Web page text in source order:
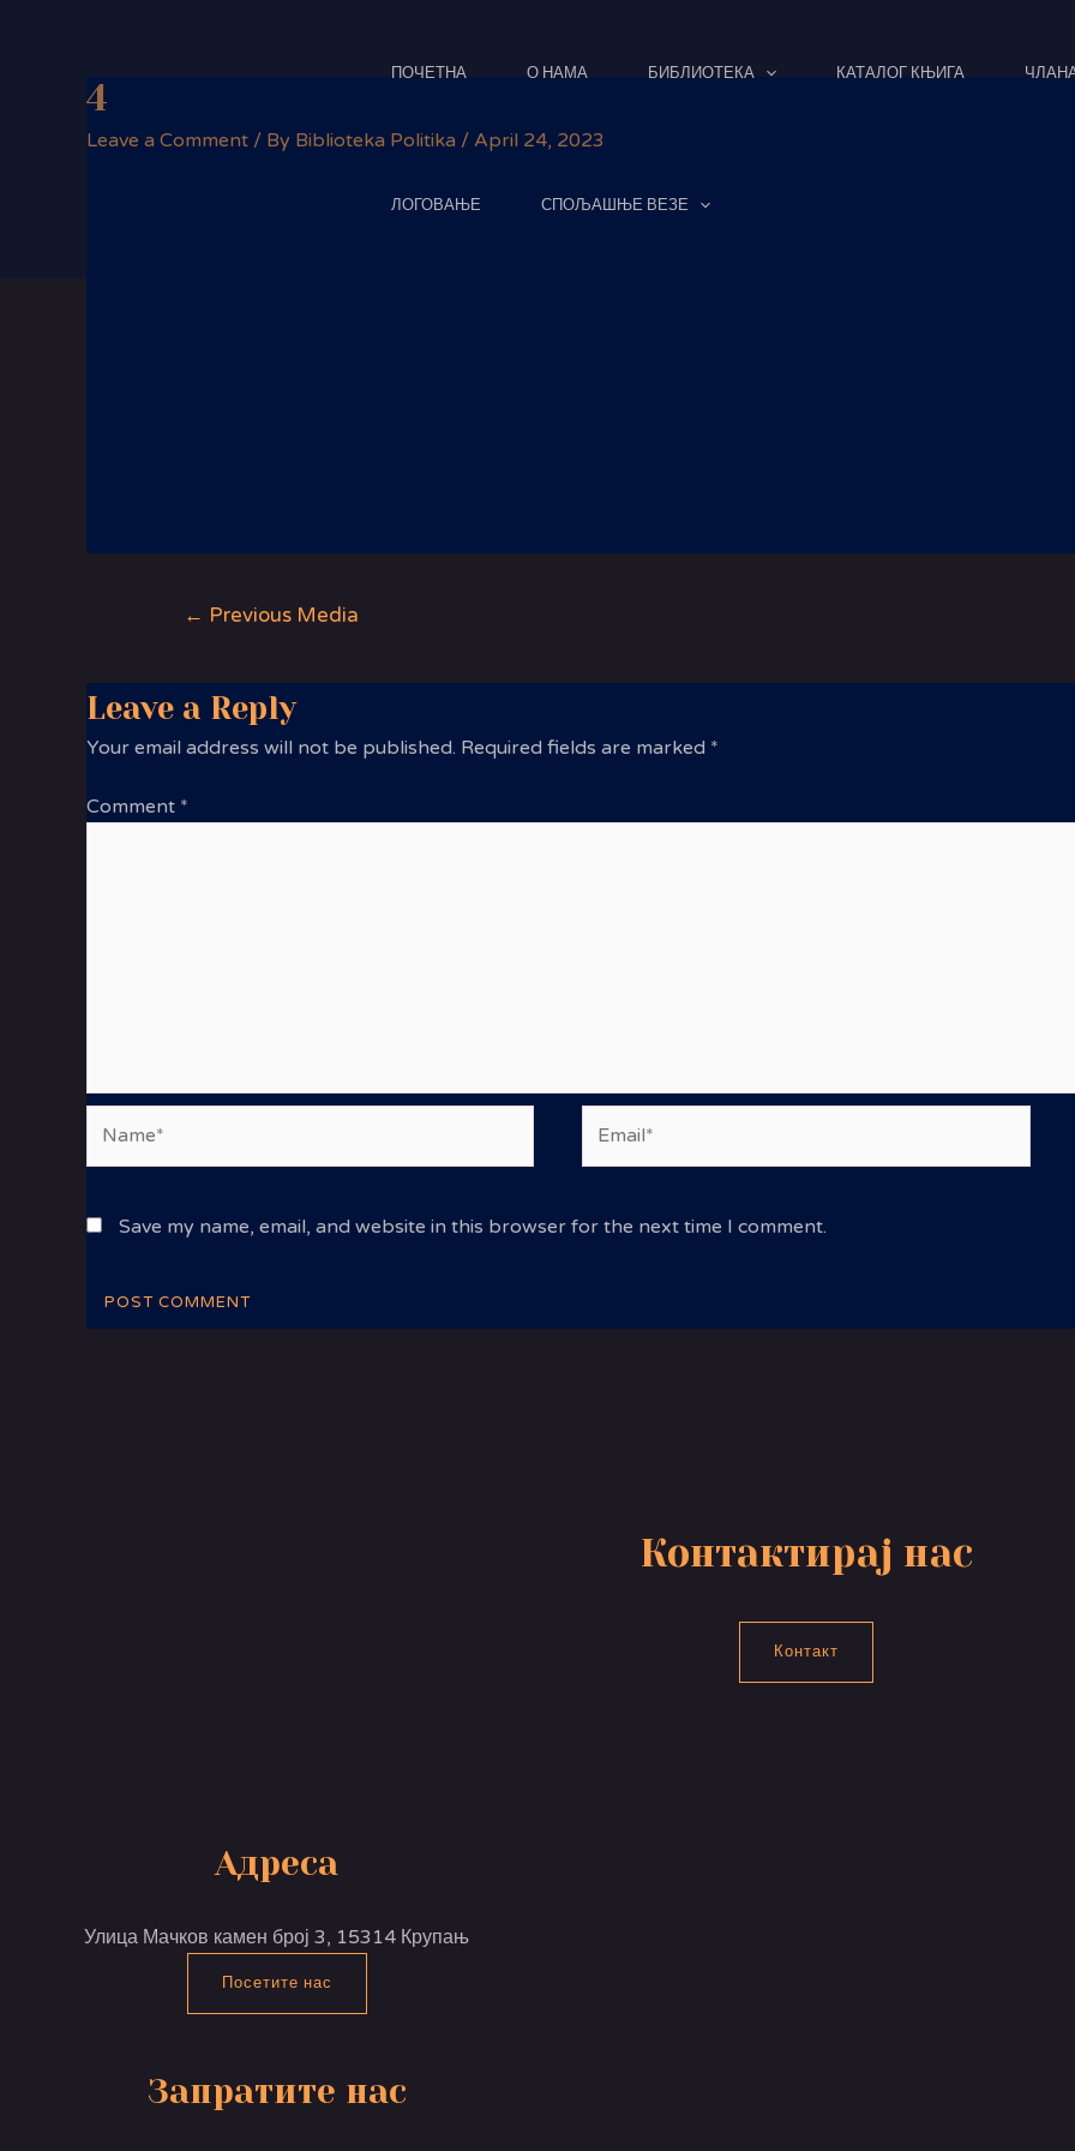
ПОЧЕТНА О НАМА БИБЛИОТЕКА КАТАЛОГ КЊИГА
ЛОГОВАЊЕ СПОЉАШЊЕ ВЕЗЕ
4
Leave a Comment / By Biblioteka Politika / April 24, 2023
← Previous Media
Leave a Reply
Your email address will not be published. Required fields are marked *
Comment *
Save my name, email, and website in this browser for the next time I comment.
Контактирај нас
Контакт
Адреса
Улица Мачков камен број 3, 15314 Крупањ
Посетите нас
Запратите нас